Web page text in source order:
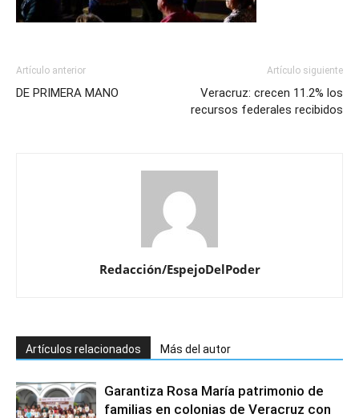
Artículo anterior
DE PRIMERA MANO
Artículo siguiente
Veracruz: crecen 11.2% los
recursos federales recibidos
Redacción/EspejoDelPoder
Artículos relacionados Más del autor
Garantiza Rosa María patrimonio de
familias en colonias de Veracruz con